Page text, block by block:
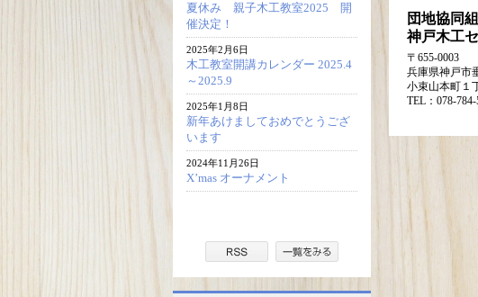
団地協同
神戸木工
〒655-0003
兵庫県神戸市
小束山本町１
TEL：078-784-
夏休み 親子木工教室2025 開
催決定！
2025年2月6日
木工教室開講カレンダー 2025.4
～2025.9
2025年1月8日
新年あけましておめでとうござ
います
2024年11月26日
X’mas オーナメント